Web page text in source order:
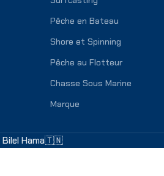
Pêche en Bateau
Shore et Spinning
Pêche au Flotteur
Chasse Sous Marine
Marque
Bilel Hama🇹🇳